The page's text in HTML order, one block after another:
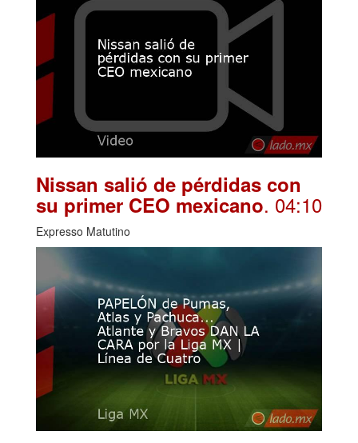
Nissan salió de pérdidas con
su primer CEO mexicano. 04:10
Expresso Matutino